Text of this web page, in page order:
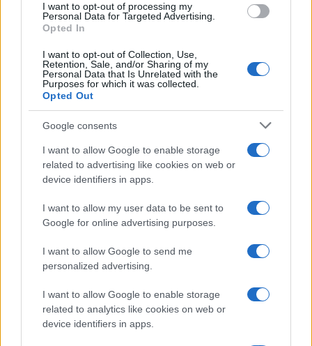
I want to opt-out of processing my
Personal Data for Targeted Advertising.
Opted In
I want to opt-out of Collection, Use,
Retention, Sale, and/or Sharing of my
Personal Data that Is Unrelated with the
Purposes for which it was collected.
Opted Out
Google consents
I want to allow Google to enable storage
related to advertising like cookies on web or
device identifiers in apps.
I want to allow my user data to be sent to
Google for online advertising purposes.
I want to allow Google to send me
personalized advertising.
I want to allow Google to enable storage
related to analytics like cookies on web or
device identifiers in apps.
Francesca Lombardi · 4 Ago 2026
attenzione sana
Francesca Lombardi · 1 Ago 2026
PIÙ LETTI